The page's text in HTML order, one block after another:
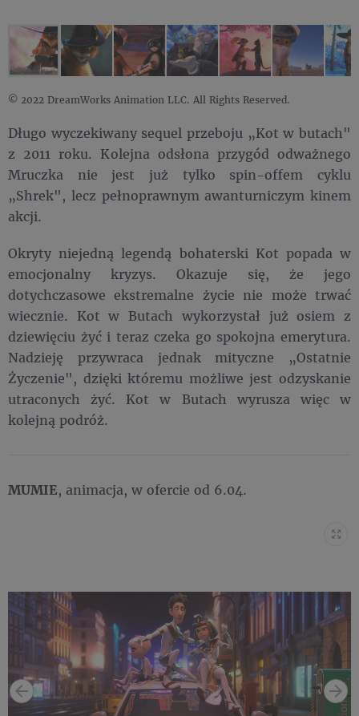
© 2022 DreamWorks Animation LLC. All Rights Reserved.
Długo wyczekiwany sequel przeboju „Kot w butach"
z 2011 roku. Kolejna odsłona przygód odważnego
Mruczka nie jest już tylko spin-offem cyklu
„Shrek", lecz pełnoprawnym awanturniczym kinem
akcji.
Okryty niejedną legendą bohaterski Kot popada w
emocjonalny kryzys. Okazuje się, że jego
dotychczasowe ekstremalne życie nie może trwać
wiecznie. Kot w Butach wykorzystał już osiem z
dziewięciu żyć i teraz czeka go spokojna emerytura.
Nadzieję przywraca jednak mityczne „Ostatnie
Życzenie", dzięki któremu możliwe jest odzyskanie
utraconych żyć. Kot w Butach wyrusza więc w
kolejną podróż.
MUMIE, animacja, w ofercie od 6.04.